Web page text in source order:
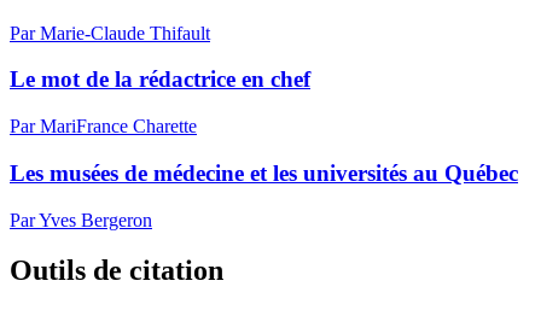
Par Marie-Claude Thifault
Le mot de la rédactrice en chef
Par MariFrance Charette
Les musées de médecine et les universités au Québec
Par Yves Bergeron
Outils de citation